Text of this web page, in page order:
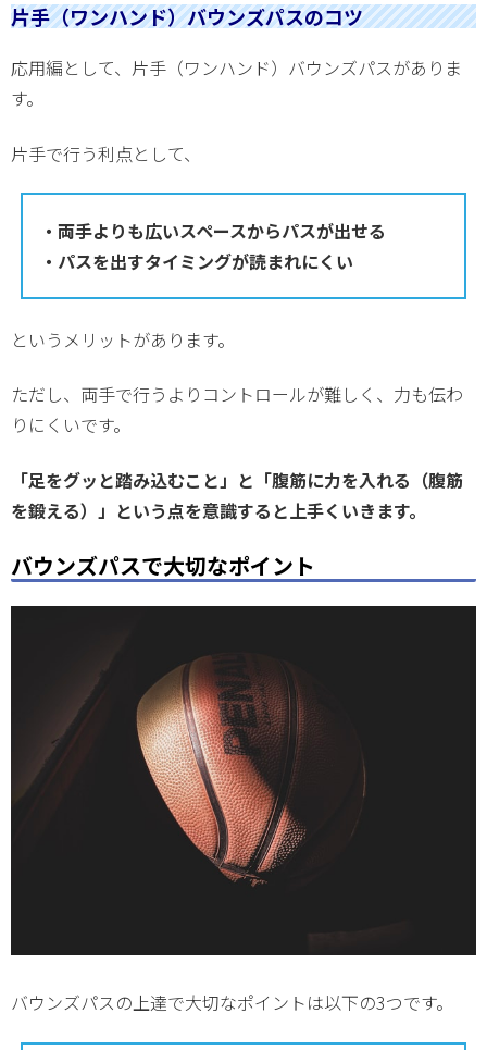
片手（ワンハンド）バウンズパスのコツ
応用編として、片手（ワンハンド）バウンズパスがありま
す。
片手で行う利点として、
・両手よりも広いスペースからパスが出せる
・パスを出すタイミングが読まれにくい
というメリットがあります。
ただし、両手で行うよりコントロールが難しく、力も伝わ
りにくいです。
「足をグッと踏み込むこと」と「腹筋に力を入れる（腹筋
を鍛える）」という点を意識すると上手くいきます。
バウンズパスで大切なポイント
バウンズパスの上達で大切なポイントは以下の3つです。